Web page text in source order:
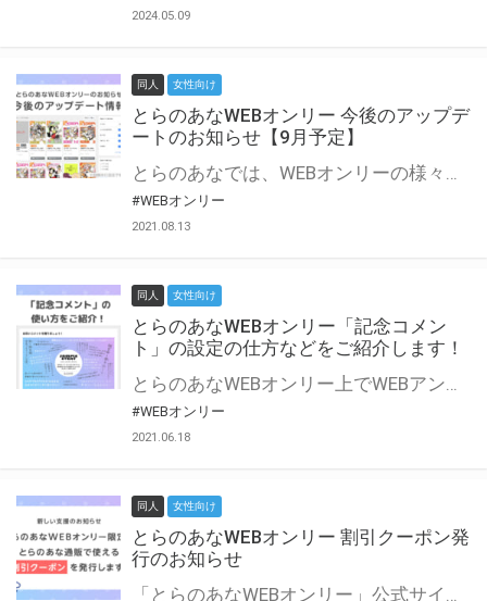
2024.05.09
同人 女性向け
とらのあなWEBオンリー 今後のアップデ
ートのお知らせ【9月予定】
とらのあなでは、WEBオンリーの様々な支援を実施しています。 今回は2021年9月に実装を予定しているアップデート情報についてご紹介いたします。 とらのあなWEBオンリーサイトはこちら
#WEBオンリー
2021.08.13
同人 女性向け
とらのあなWEBオンリー「記念コメン
ト」の設定の仕方などをご紹介します！
とらのあなWEBオンリー上でWEBアンソロジーが作成できる「記念コメント」について、その使い方や作成手順を解説します！ 支援タイプを「サークル参加型」「サークル参加型・マルシェ(イベント会場)機能付き」でお申し込みいただいている主催者様はぜひご活用ください♪ とらのあなWEBオンリーサイトはこちら
#WEBオンリー
2021.06.18
同人 女性向け
とらのあなWEBオンリー 割引クーポン発
行のお知らせ
「とらのあなWEBオンリー」公式サイトでとらのあな通販の「割引クーポン」を配布中！ イベントごとに開催当日限定で使える割引クーポンのシリアルコードを発行します。 とらのあなWEBオンリーのページをチェックして、イベント当日にお得にお買い物を楽しみましょう♪ ※本キャンペーンは予告なく終了する場合がございます。 とらのあなWEBオンリーサイトはこちら